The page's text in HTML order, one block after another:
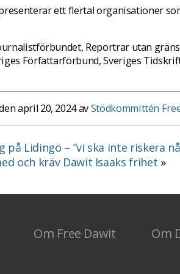
ett flertal organisationer
Reportrar utan
Författarförbund, Sveriges
april 20, 2024 avStödkommittén
på Lidingö – ”vi ska inte riskera
och kräv Dawit Isaaks frihet »
Om Free Dawit Om